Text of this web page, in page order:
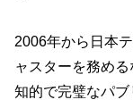
2006年から日本
ャスターを務める
知的で完璧なパ